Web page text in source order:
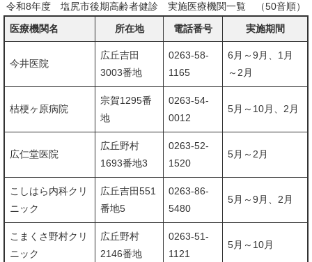
令和8年度 塩尻市後期高齢者健診 実施医療機関一覧 （50音順）
医療機関名
所在地 電話番号 実施期間
今井医院
広丘吉田
3003番地
0263-58-
1165
6月～9月、1月
～2月
桔梗ヶ原病院
宗賀1295番
地
0263-54-
0012
5月～10月、2月
広仁堂医院
広丘野村
1693番地3
0263-52-
1520
5月～2月
こしはら内科クリ
ニック
広丘吉田551
番地5
0263-86-
5480
5月～9月、2月
こまくさ野村クリ
ニック
広丘野村
2146番地
0263-51-
1121
5月～10月